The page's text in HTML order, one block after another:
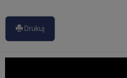
Drukuj